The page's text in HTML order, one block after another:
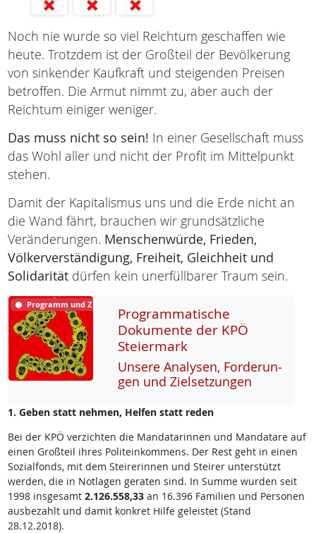
Noch nie wurde so viel Reichtum geschaffen wie
heute. Trotzdem ist der Großteil der Bevölkerung
von sinkender Kaufkraft und steigenden Preisen
betroffen. Die Armut nimmt zu, aber auch der
Reichtum einiger weniger.
Das muss nicht so sein! In einer Gesellschaft muss
das Wohl aller und nicht der Profit im Mittelpunkt
stehen.
Damit der Kapitalismus uns und die Erde nicht an
die Wand fährt, brauchen wir grundsätzliche
Veränderungen. Menschenwürde, Frieden,
Völkerverständigung, Freiheit, Gleichheit und
Solidarität dürfen kein unerfüllbarer Traum sein.
Programm und Ziele
Programmatische
Dokumente der KPÖ
Steiermark
Un­se­re Ana­ly­sen, For­de­run­
gen und Ziel­set­zun­gen
1. Geben statt nehmen, Helfen statt reden
Bei der KPÖ verzichten die Mandatarinnen und Mandatare auf
einen Großteil ihres Politeinkommens. Der Rest geht in einen
Sozialfonds, mit dem Steirerinnen und Steirer unterstützt
werden, die in Notlagen geraten sind. In Summe wurden seit
1998 insgesamt 2.126.558,33 an 16.396 Familien und Personen
ausbezahlt und damit konkret Hilfe geleistet (Stand
28.12.2018).